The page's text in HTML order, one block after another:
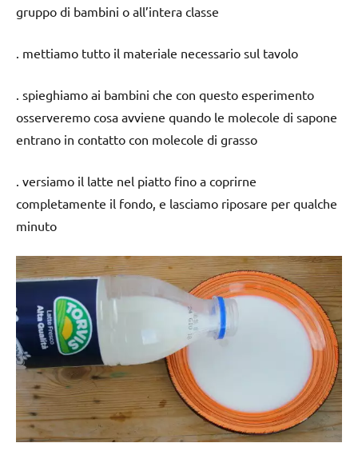
gruppo di bambini o all’intera classe
. mettiamo tutto il materiale necessario sul tavolo
. spieghiamo ai bambini che con questo esperimento
osserveremo cosa avviene quando le molecole di sapone
entrano in contatto con molecole di grasso
. versiamo il latte nel piatto fino a coprirne
completamente il fondo, e lasciamo riposare per qualche
minuto